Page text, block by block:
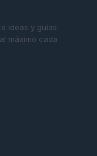
ideas y guías
máximo cada